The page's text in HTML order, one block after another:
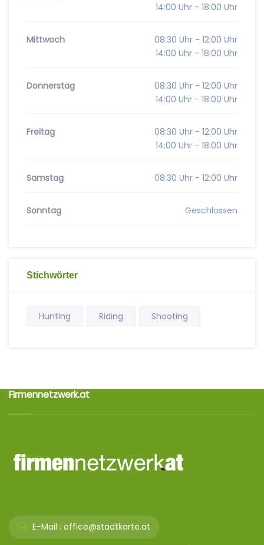
14:00 Uhr - 18:00 Uhr
Mittwoch
08:30 Uhr - 12:00 Uhr
14:00 Uhr - 18:00 Uhr
Donnerstag
08:30 Uhr - 12:00 Uhr
14:00 Uhr - 18:00 Uhr
Freitag
08:30 Uhr - 12:00 Uhr
14:00 Uhr - 18:00 Uhr
Samstag 08:30 Uhr - 12:00 Uhr
Sonntag Geschlossen
Stichwörter
Hunting Riding Shooting
Firmennetzwerk.at
E-Mail : office@stadtkarte.at